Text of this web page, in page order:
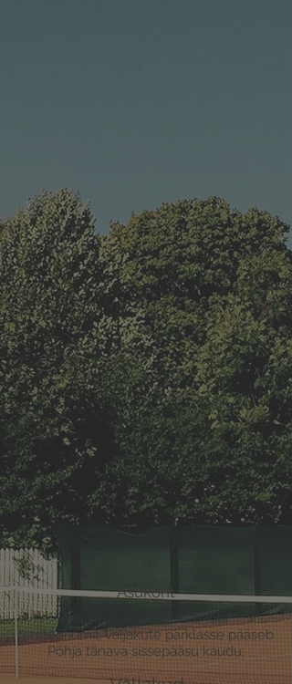
Asukoht
Asume "Lainela Puhkeküla"
territooriumil, väljakute parklasse pääseb
Põhja tänava sissepääsu kaudu: